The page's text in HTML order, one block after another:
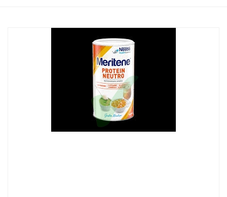
Nestlé Linea Alimentazione Speciale Meritene Proteine Vitamine
Minerali Neutro